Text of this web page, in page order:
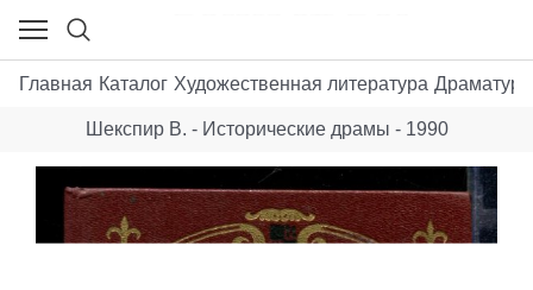
Главная Каталог Художественная литература
Шекспир В. - Исторические драмы - 1990